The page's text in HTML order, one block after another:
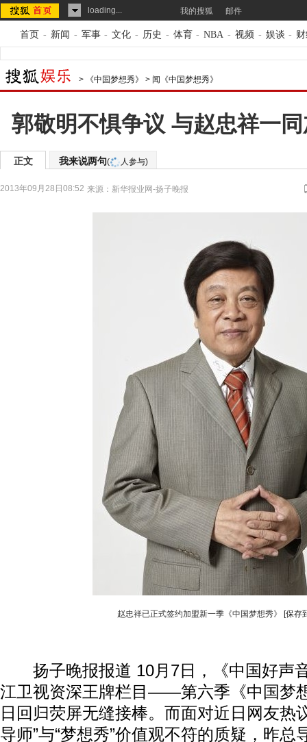
loading... 我的搜狐 邮件
首页 - 新闻 - 军事 - 文化 - 历史 - 体育 - NBA - 视频 - 娱谈 -
> 《中国梦想秀》 > 闻《中国梦想秀》
郭敬明不惧争议 与赵忠祥一
正文 我来说两句( 人参与)
2013年09月28日08:52 来源： 新华报业网-扬子晚报
赵忠祥已正式签约加盟新一季《中国梦想秀》 [保存
扬子晚报报道 10月7日，《中国好声
江卫视资深王牌栏目——第六季《中国梦
日回归荧屏无缝接棒。而面对近日网友热
导师”与“梦想秀”价值观不符的质疑，昨总